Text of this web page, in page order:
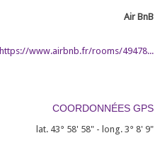
Air BnB
https://www.airbnb.fr/rooms/49478...
COORDONNÉES GPS
lat. 43° 58' 58" - long. 3° 8' 9"